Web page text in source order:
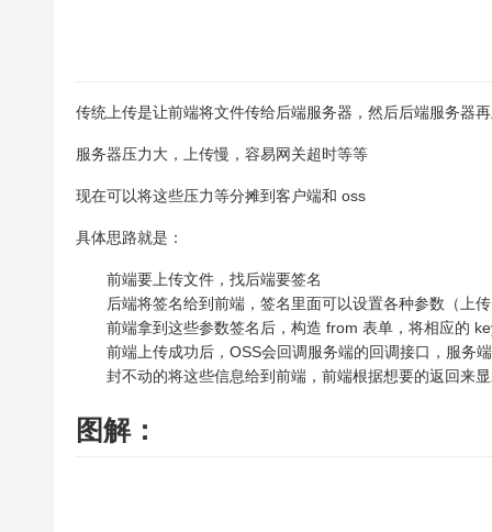
传统上传是让前端将文件传给后端服务器，然后后端服务器
服务器压力大，上传慢，容易网关超时等等
现在可以将这些压力等分摊到客户端和 oss
具体思路就是：
前端要上传文件，找后端要签名
后端将签名给到前端，签名里面可以设置各种参数（上
前端拿到这些参数签名后，构造 from 表单，将相应的
前端上传成功后，OSS会回调服务端的回调接口，服务
封不动的将这些信息给到前端，前端根据想要的返回来
图解：